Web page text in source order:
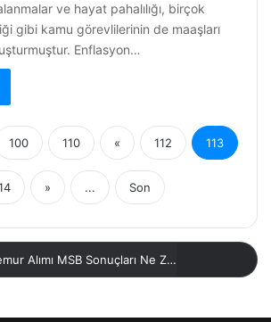
ve hayat pahalılığı, birçok
gibi kamu görevlilerinin de maaşları
Enflasyon…
100 110 « 112 113
» ... Son
Memur Alımı Takvimi